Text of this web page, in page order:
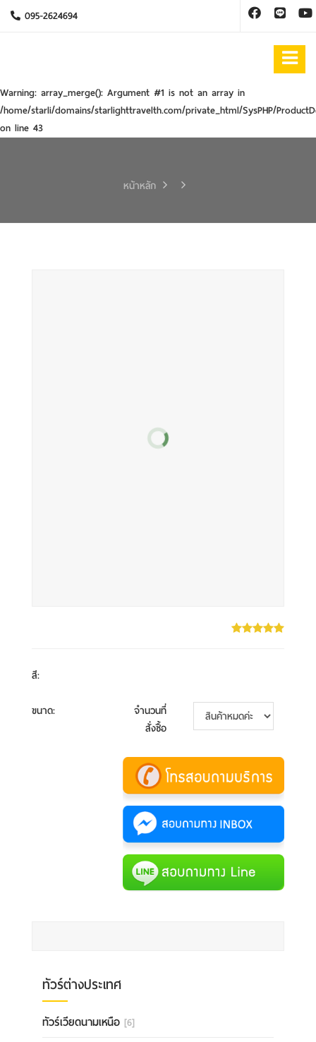
095-2624694
Warning: array_merge(): Argument #1 is not an array in
/home/starli/domains/starlighttravelth.com/private_html/SysPHP/
on line 43
หน้าหลัก
สี:
ขนาด:
จำนวนที่
สั่งซื้อ
ทัวร์ต่างประเทศ
ทัวร์เวียดนามเหนือ [6]